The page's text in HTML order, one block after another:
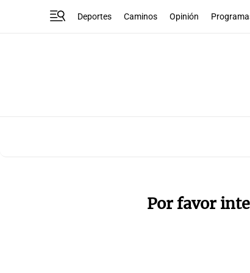
Deportes Caminos Opinión
Por favor